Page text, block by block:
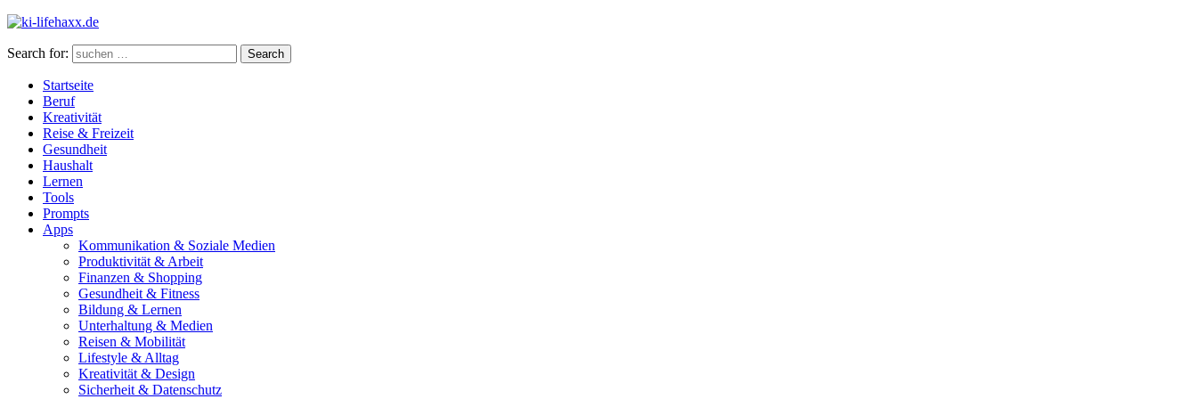
Search for: Search
Startseite
Beruf
Kreativität
Reise & Freizeit
Gesundheit
Haushalt
Lernen
Tools
Prompts
Apps
Kommunikation & Soziale Medien
Produktivität & Arbeit
Finanzen & Shopping
Gesundheit & Fitness
Bildung & Lernen
Unterhaltung & Medien
Reisen & Mobilität
Lifestyle & Alltag
Kreativität & Design
Sicherheit & Datenschutz